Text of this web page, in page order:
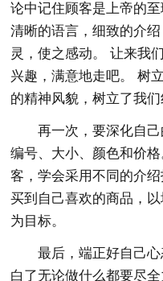
论中记住顾客是上帝的
清晰的语言，细致的介
灵，使之感动。 让来我
兴趣，满意地走吧。 树
的精神风貌，树立了我
再一次，要深化自
编号、大小、颜色和价
客，学会采用不同的介
买到自己喜欢的商品，
为目标。
最后，端正好自己
白了无论做什么都要尽